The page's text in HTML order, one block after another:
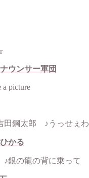
ウンサー軍団
picture
鋼太郎 ♪うっせぇわ
かる
銀の龍の背に乗って